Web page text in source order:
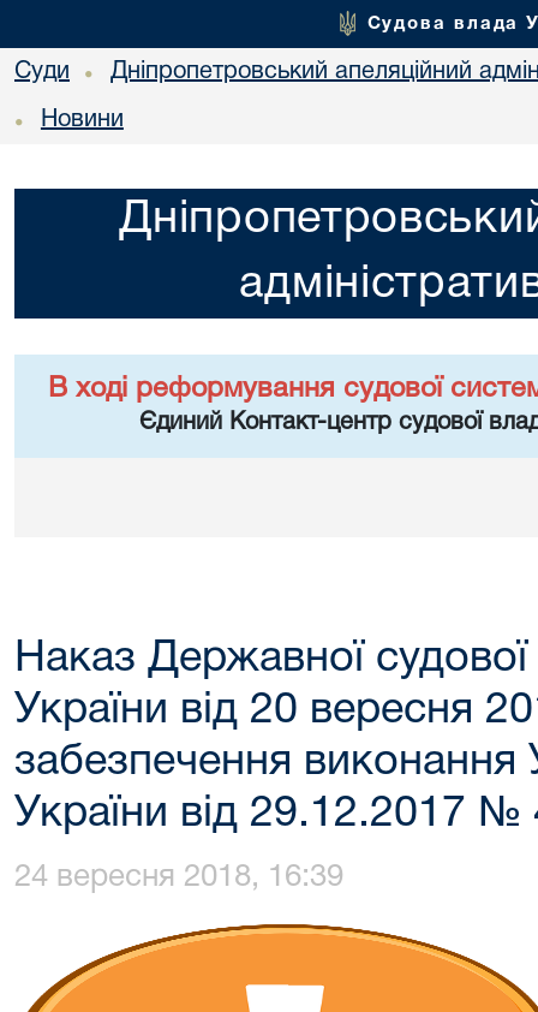
Судова влада
Суди • Дніпропетровський апеляційний
• Новини
В ході реформування судової
Єдиний Контакт-центр судової
Наказ Державної судової
України від 20 вересня
забезпечення виконання
України від 29.12.2017 №
24 вересня 2018, 16:39